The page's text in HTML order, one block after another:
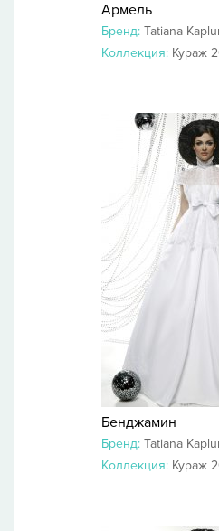
Армель
Бренд: Tatiana
Коллекция: Кураж
Бенджамин
Бренд: Tatiana
Коллекция: Кураж